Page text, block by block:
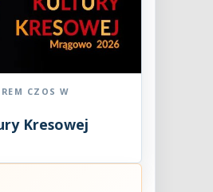
CZOS W
Kresowej